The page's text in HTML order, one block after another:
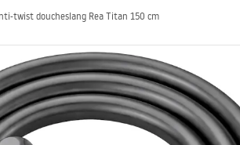
twist doucheslang Rea Titan 150 cm